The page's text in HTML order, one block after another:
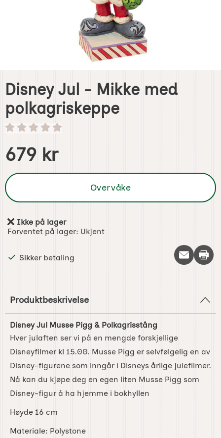
Disney Jul - Mikke med
polkagriskeppe
Handle dette produktet, Disney Jul - Mikke med
pris
679 kr
Overvåke
Produkttilgjengelighet:
Ikke på lager
Forventet på lager: Ukjent
Sikker betaling Skriv
Produktbeskrivelse
Disney Jul Musse Pigg & Polkagrisstång
Hver julaften ser vi på en mengde forskjellige
Disneyfilmer kl 15.00. Musse Pigg er selvfølgelig en av
Disney-figurene som inngår i Disneys årlige julefilmer.
Nå kan du kjøpe deg en egen liten Musse Pigg som
Disney-figur å ha hjemme i bokhyllen
Høyde 16 cm
Materiale: Polystone